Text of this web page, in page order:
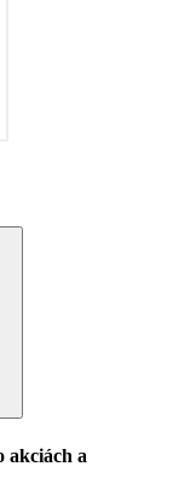
akciách a